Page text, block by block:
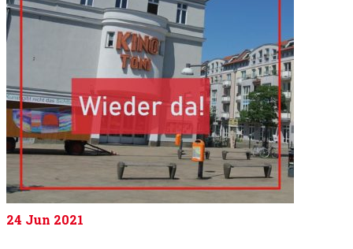
24 Jun 2021